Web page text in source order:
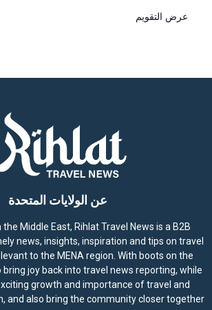
عرض التقويم
عن الولايات المتحدة
Middle East, Rihlat Travel News is a B2B
news, insights, inspiration and tips on travel
to the MENA region. With boots on the
bring joy back into travel news reporting, while
growth and importance of travel and
and also bring the community closer together.